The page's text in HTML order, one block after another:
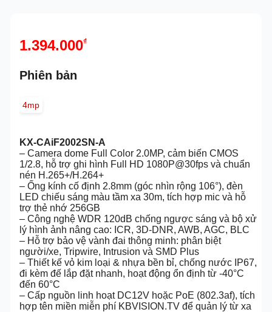
1.394.000₫
Phiên bản
4mp
KX-CAiF2002SN-A
– Camera dome Full Color 2.0MP, cảm biến CMOS
1/2.8, hỗ trợ ghi hình Full HD 1080P@30fps và chuẩn
nén H.265+/H.264+
– Ống kính cố định 2.8mm (góc nhìn rộng 106°), đèn
LED chiếu sáng màu tầm xa 30m, tích hợp mic và hỗ
trợ thẻ nhớ 256GB
– Công nghệ WDR 120dB chống ngược sáng và bộ xử
lý hình ảnh nâng cao: ICR, 3D-DNR, AWB, AGC, BLC
– Hỗ trợ bảo vệ vành đai thông minh: phân biệt
người/xe, Tripwire, Intrusion và SMD Plus
– Thiết kế vỏ kim loại & nhựa bền bỉ, chống nước IP67,
đi kèm đế lắp đặt nhanh, hoạt động ổn định từ -40°C
đến 60°C
– Cấp nguồn linh hoạt DC12V hoặc PoE (802.3af), tích
hợp tên miền miễn phí KBVISION.TV để quản lý từ xa